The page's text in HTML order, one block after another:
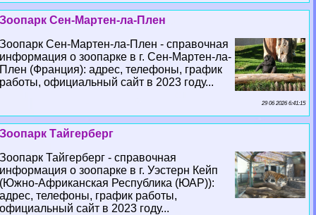
Зоопарк Сен-Мартен-ла-Плен
Зоопарк Сен-Мартен-ла-Плен - справочная
информация о зоопарке в г. Сен-Мартен-ла-
Плен (Франция): адрес, телефоны, график
работы, официальный сайт в 2023 году...
29 06 2026 6:41:15
Зоопарк Тайгерберг
Зоопарк Тайгерберг - справочная
информация о зоопарке в г. Уэстерн Кейп
(Южно-Африканская Республика (ЮАР)):
адрес, телефоны, график работы,
официальный сайт в 2023 году...